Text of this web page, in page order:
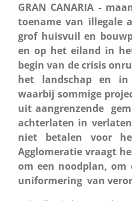
GRAN CANARIA -
toename van illegale
grof huisvuil en
en op het eiland in
begin van de crisis
het landschap en in
waarbij sommige
uit aangrenzende
achterlaten in
niet betalen voor
Agglomeratie vraagt
om een noodplan,
uniformering van